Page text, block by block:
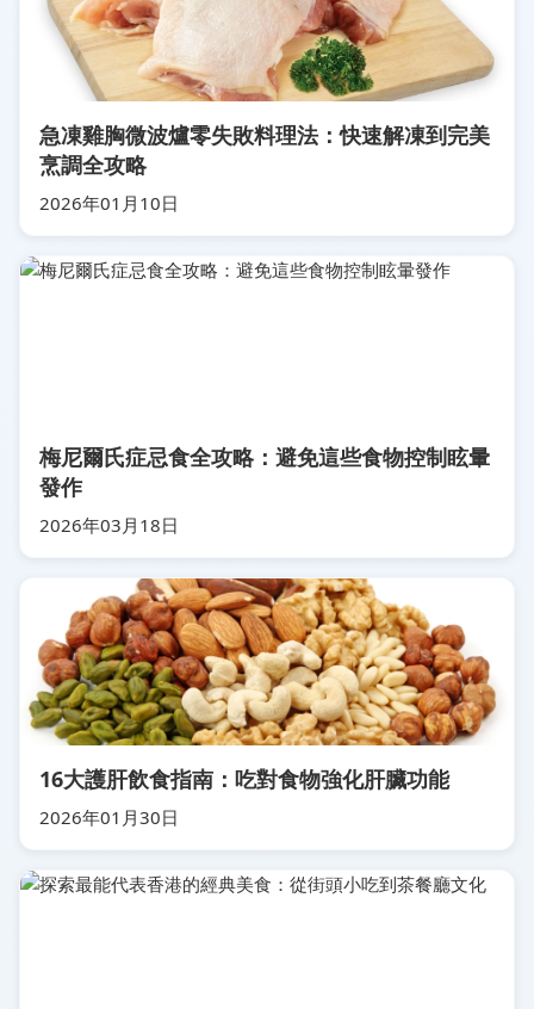
急凍雞胸微波爐零失敗料理法：快速解凍到完美
烹調全攻略
2026年01月10日
梅尼爾氏症忌食全攻略：避免這些食物控制眩暈
發作
2026年03月18日
16大護肝飲食指南：吃對食物強化肝臟功能
2026年01月30日